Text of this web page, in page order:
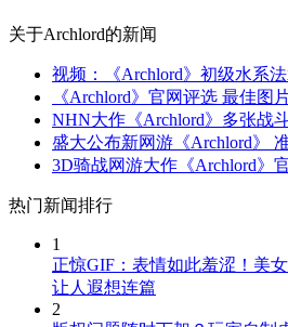
关于Archlord的新闻
视频：《Archlord》初级水系
《Archlord》官网评选 最佳图
NHN大作《Archlord》多张战
盛大公布新网游《Archlord》
3D骑战网游大作《Archlord》
热门新闻排行
1
正惊GIF：表情如此羞涩！美
让人遐想连篇
2